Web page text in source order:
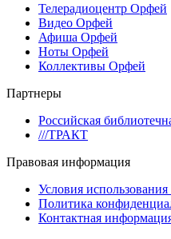
Телерадиоцентр Орфей
Видео Орфей
Афиша Орфей
Ноты Орфей
Коллективы Орфей
Партнеры
Российская
///ТРАКТ
Правовая информация
Условия использования
Политика
Контактная